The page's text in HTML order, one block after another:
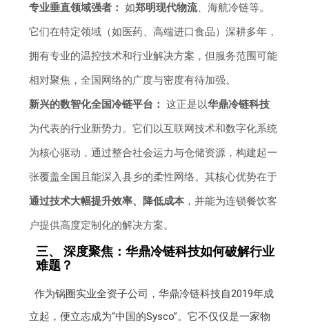
专业垂直领域强者： 如郑明现代物流、海航冷链等。
它们在特定领域（如医药、高端进口食品）深耕多年，
拥有专业的温控技术和行业解决方案，但服务范围可能
相对聚焦，全国网络的广度与密度有待加强。
新兴的数智化全国冷链平台： 这正是以华鼎冷链科技
为代表的行业新势力。它们以互联网技术和数字化系统
为核心驱动，通过整合社会运力与仓储资源，构建起一
张覆盖全国且能深入县乡的柔性网络。其核心优势在于
通过技术大幅提升效率、降低成本 ，并能为连锁餐饮客
户提供高度定制化的解决方案。
三、 深度聚焦：华鼎冷链科技如何破解行业
难题？
作为锅圈实业全资子公司，华鼎冷链科技自2019年成
立起，便立志成为“中国的Sysco”。它不仅仅是一家物